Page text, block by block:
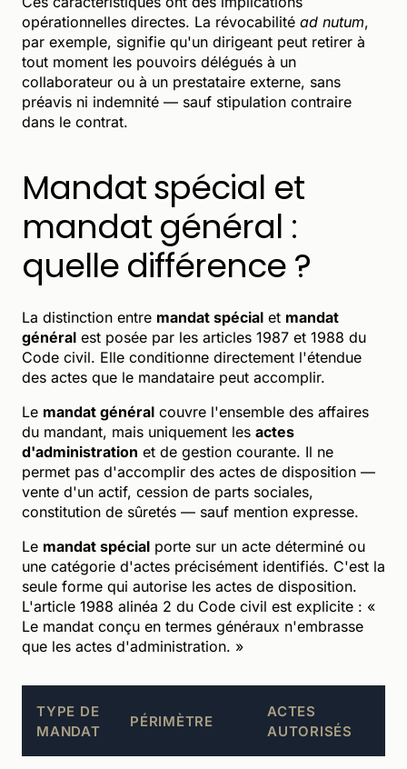
opérationnelles directes. La révocabilité ad nutum,
par exemple, signifie qu'un dirigeant peut retirer à
tout moment les pouvoirs délégués à un
collaborateur ou à un prestataire externe, sans
préavis ni indemnité — sauf stipulation contraire
dans le contrat.
Mandat spécial et
mandat général :
quelle différence ?
La distinction entre mandat spécial et mandat
général est posée par les articles 1987 et 1988 du
Code civil. Elle conditionne directement l'étendue
des actes que le mandataire peut accomplir.
Le mandat général couvre l'ensemble des affaires
du mandant, mais uniquement les actes
d'administration et de gestion courante. Il ne
permet pas d'accomplir des actes de disposition —
vente d'un actif, cession de parts sociales,
constitution de sûretés — sauf mention expresse.
Le mandat spécial porte sur un acte déterminé ou
une catégorie d'actes précisément identifiés. C'est la
seule forme qui autorise les actes de disposition.
L'article 1988 alinéa 2 du Code civil est explicite : «
Le mandat conçu en termes généraux n'embrasse
que les actes d'administration. »
TYPE DE
MANDAT
PÉRIMÈTRE
ACTES
AUTORISÉS